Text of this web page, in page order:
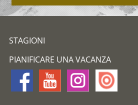
STAGIONI
PIANIFICARE UNA VACANZA